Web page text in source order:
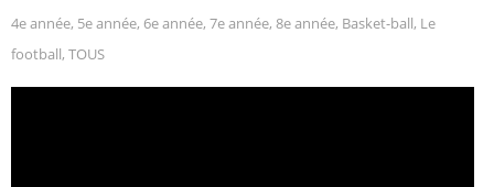
4e année, 5e année, 6e année, 7e année, 8e année, Basket-ball, Le
football, TOUS